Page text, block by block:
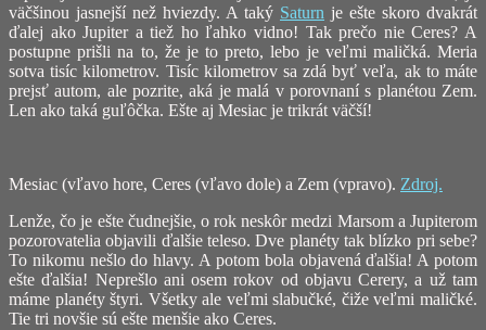
väčšinou jasnejší než hviezdy. A taký Saturn je ešte skoro dvakrát
ďalej ako Jupiter a tiež ho ľahko vidno! Tak prečo nie Ceres? A
postupne prišli na to, že je to preto, lebo je veľmi maličká. Meria
sotva tisíc kilometrov. Tisíc kilometrov sa zdá byť veľa, ak to máte
prejsť autom, ale pozrite, aká je malá v porovnaní s planétou Zem.
Len ako taká guľôčka. Ešte aj Mesiac je trikrát väčší!
Mesiac (vľavo hore, Ceres (vľavo dole) a Zem (vpravo). Zdroj.
Lenže, čo je ešte čudnejšie, o rok neskôr medzi Marsom a Jupiterom
pozorovatelia objavili ďalšie teleso. Dve planéty tak blízko pri sebe?
To nikomu nešlo do hlavy. A potom bola objavená ďalšia! A potom
ešte ďalšia! Neprešlo ani osem rokov od objavu Cerery, a už tam
máme planéty štyri. Všetky ale veľmi slabučké, čiže veľmi maličké.
Tie tri novšie sú ešte menšie ako Ceres.